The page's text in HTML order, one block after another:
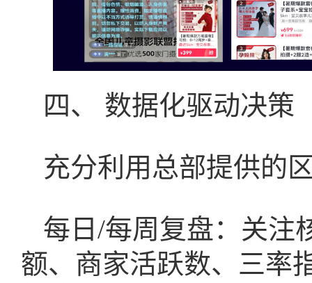
四、 数据化驱动决策
充分利用总部提供的
每日/每周复盘：关注
额、商家活跃数、三率